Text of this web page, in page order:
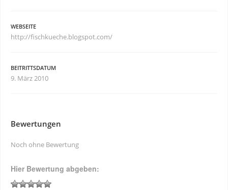
WEBSEITE
http://fischkueche.blogspot.com/
BEITRITTSDATUM
9. März 2010
Bewertungen
Noch ohne Bewertung
Hier Bewertung abgeben: